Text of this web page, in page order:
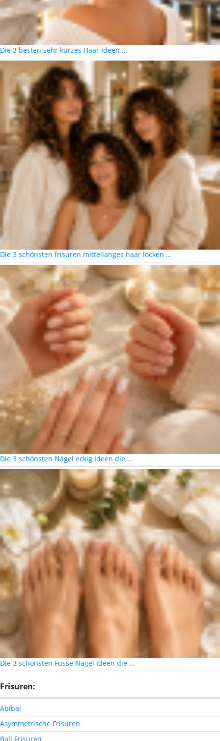
Die 3 besten sehr kurzes Haar Ideen …
Die 3 schönsten frisuren mittellanges haar locken …
Die 3 schönsten Nägel eckig Ideen die …
Die 3 schönsten Füsse Nägel Ideen die …
Frisuren:
Abibal
Asymmetrische Frisuren
Ball Frisuren